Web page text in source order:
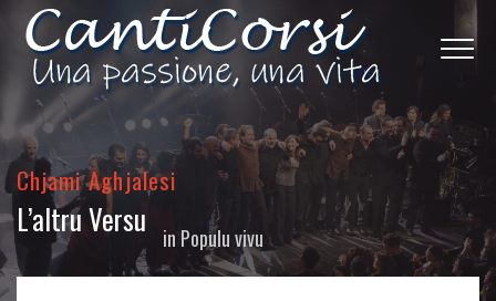
Chjami Aghjalesi
L’altru Versu inPopulu vivu